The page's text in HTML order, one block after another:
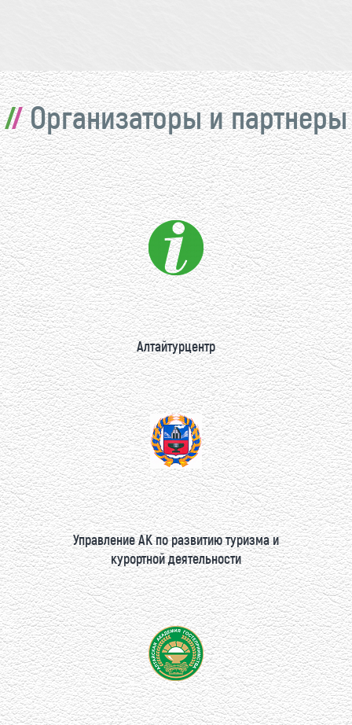
Организаторы и партнеры
Алтайтурцентр
Управление АК по развитию туризма и
курортной деятельности